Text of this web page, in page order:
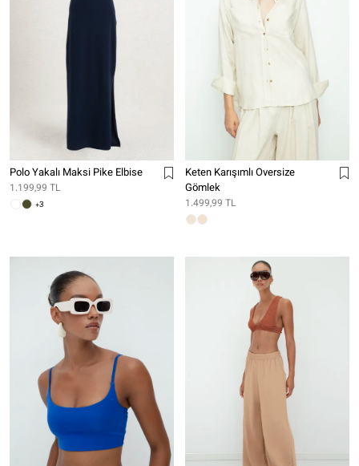
Polo Yakalı Maksi Pike Elbise
1.199,99 TL
+3
Keten Karışımlı Oversize
Gömlek
1.499,99 TL